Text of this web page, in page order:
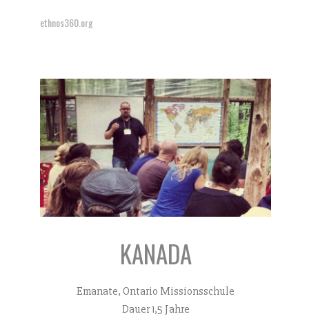
ethnos360.org
KANADA
Emanate, Ontario Missionsschule
Dauer 1,5 Jahre